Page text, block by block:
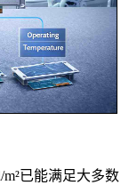
已能满足大多数